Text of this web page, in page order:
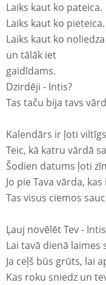
Laiks kaut ko pateica.
Laiks kaut ko pieteica.
Laiks kaut ko noliedza
un tālāk iet
gaidīdams.
Dzirdēji - Intis?
Tas taču bija tavs
Kalendārs ir ļoti
Teic, kā katru vārdā
Šodien datums ļoti
Jo pie Tava vārda,
Tas visus ciemos
Ļauj novēlēt Tev -
Lai tavā dienā laimes
Ja ceļš būs grūts, lai
Kas roku sniedz un